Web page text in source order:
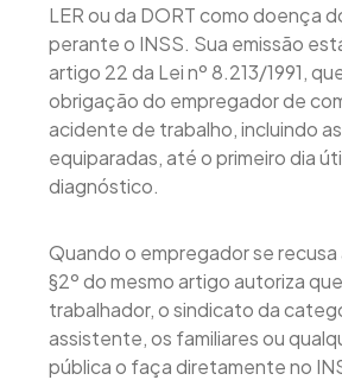
LER ou da DORT como doença
perante o INSS. Sua emissão
artigo 22 da Lei nº 8.213/1991,
obrigação do empregador de
acidente de trabalho, incluindo
equiparadas, até o primeiro dia
diagnóstico.
Quando o empregador se recusa
§2º do mesmo artigo autoriza
trabalhador, o sindicato da
assistente, os familiares ou
pública o faça diretamente no